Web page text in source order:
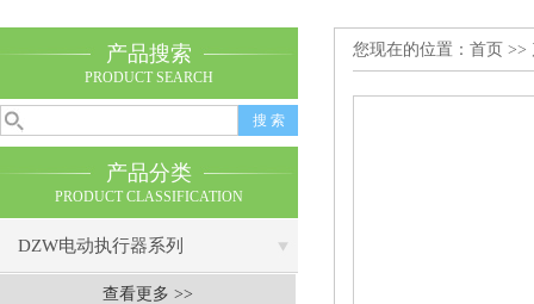
产品搜索
PRODUCT SEARCH
产品分类
PRODUCT CLASSIFICATION
DZW电动执行器系列
查看更多 >>
您现在的位置： 首页 >>